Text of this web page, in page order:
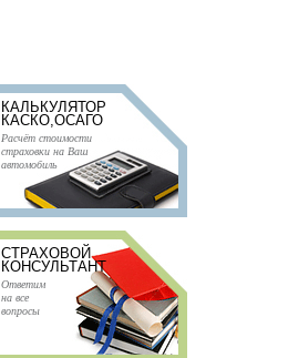
КАЛЬКУЛЯТОР
КАСКО,ОСАГО
Расчёт стоимости
страховки на Ваш
автомобиль
СТРАХОВОЙ
КОНСУЛЬТАНТ
Ответим
на все
вопросы